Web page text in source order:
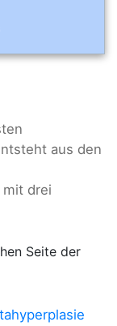
aus den
mit drei
Seite der